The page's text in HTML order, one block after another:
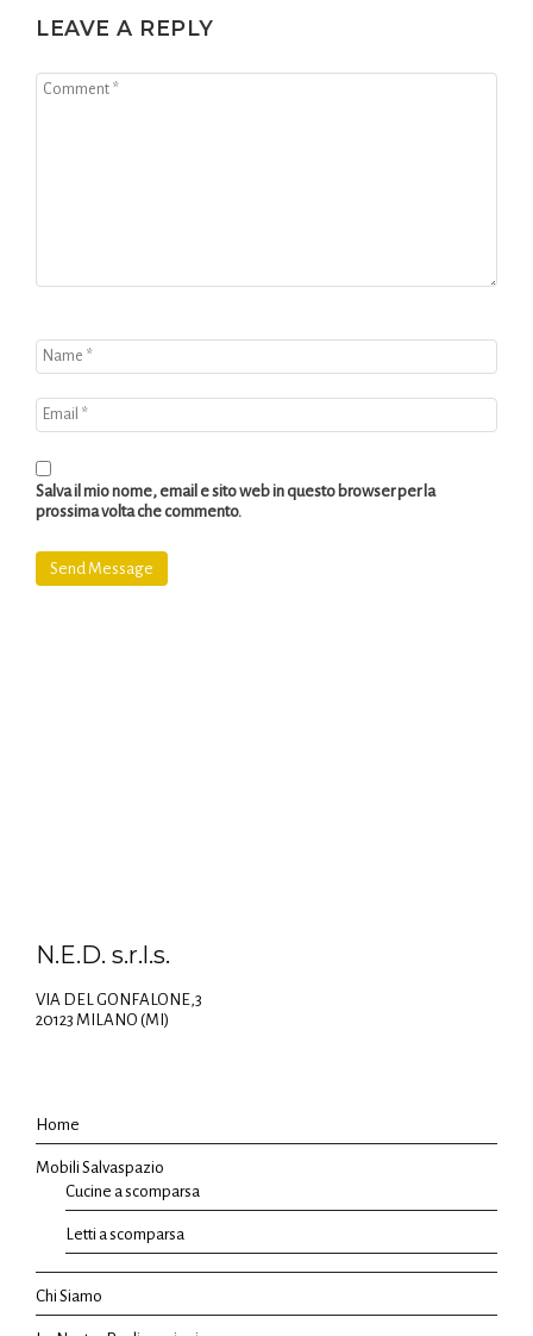
LEAVE A REPLY
Salva il mio nome, email e sito web in questo browser per la
prossima volta che commento.
N.E.D. s.r.l.s.
VIA DEL GONFALONE,3
20123 MILANO (MI)
Home
Mobili Salvaspazio
Cucine a scomparsa
Letti a scomparsa
Chi Siamo